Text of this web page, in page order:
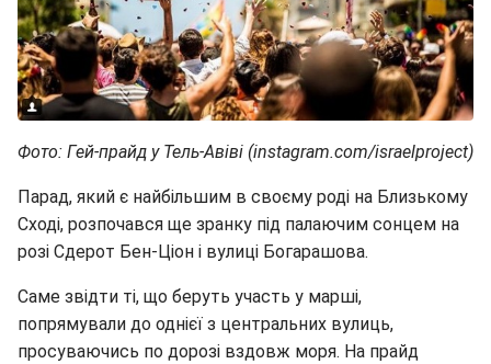
Фото: Гей-прайд у Тель-Авіві (instagram.com/israelproject)
Парад, який є найбільшим в своєму роді на Близькому
Сході, розпочався ще зранку під палаючим сонцем на
розі Сдерот Бен-Ціон і вулиці Богарашова.
Саме звідти ті, що беруть участь у марші,
попрямували до однієї з центральних вулиць,
просуваючись по дорозі вздовж моря. На прайд